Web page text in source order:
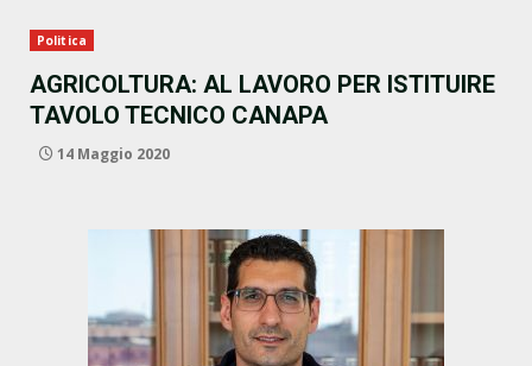
Politica
AGRICOLTURA: AL LAVORO PER ISTITUIRE
TAVOLO TECNICO CANAPA
14 Maggio 2020